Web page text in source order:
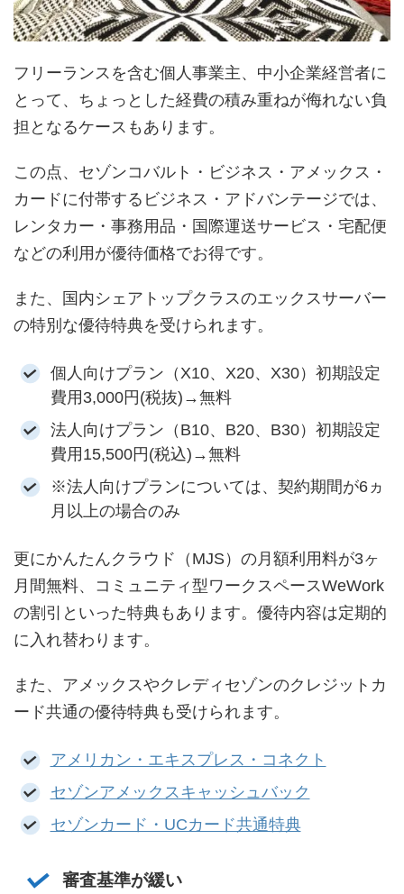
フリーランスを含む個人事業主、中小企業経営者に
とって、ちょっとした経費の積み重ねが侮れない負
担となるケースもあります。
この点、セゾンコバルト・ビジネス・アメックス・
カードに付帯するビジネス・アドバンテージでは、
レンタカー・事務用品・国際運送サービス・宅配便
などの利用が優待価格でお得です。
また、国内シェアトップクラスのエックスサーバー
の特別な優待特典を受けられます。
個人向けプラン（X10、X20、X30）初期設定
費用3,000円(税抜)→無料
法人向けプラン（B10、B20、B30）初期設定
費用15,500円(税込)→無料
※法人向けプランについては、契約期間が6ヵ
月以上の場合のみ
更にかんたんクラウド（MJS）の月額利用料が3ヶ
月間無料、コミュニティ型ワークスペースWeWork
の割引といった特典もあります。優待内容は定期的
に入れ替わります。
また、アメックスやクレディセゾンのクレジットカ
ード共通の優待特典も受けられます。
アメリカン・エキスプレス・コネクト
セゾンアメックスキャッシュバック
セゾンカード・UCカード共通特典
審査基準が緩い